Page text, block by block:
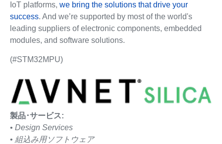
IoT platforms, we bring the solutions that drive your
success. And we’re supported by most of the world's
leading suppliers of electronic components, embedded
modules, and software solutions.
(#STM32MPU)
製品･サービス:
• Design Services
• 組込み用ソフトウェア